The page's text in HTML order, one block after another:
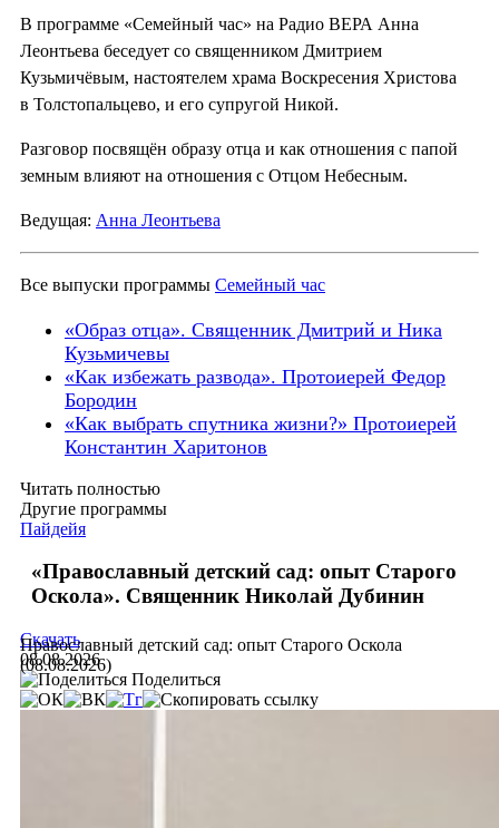
В программе «Семейный час» на Радио ВЕРА Анна
Леонтьева беседует со священником Дмитрием
Кузьмичёвым, настоятелем храма Воскресения Христова
в Толстопальцево, и его супругой Никой.
Разговор посвящён образу отца и как отношения с папой
земным влияют на отношения с Отцом Небесным.
Ведущая: Анна Леонтьева
Все выпуски программы Семейный час
«Образ отца». Священник Дмитрий и Ника
Кузьмичевы
«Как избежать развода». Протоиерей Федор
Бородин
«Как выбрать спутника жизни?» Протоиерей
Константин Харитонов
Читать полностью
Другие программы
Пайдейя
«Православный детский сад: опыт Старого
Оскола». Священник Николай Дубинин
Православный детский сад: опыт Старого Оскола
(08.08.2026)
Скачать
08.08.2026
Поделиться